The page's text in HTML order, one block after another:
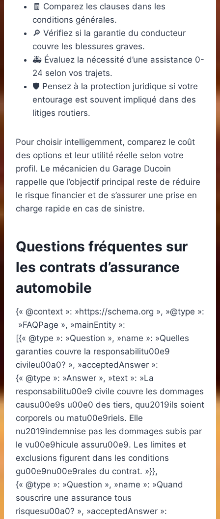
🧾 Comparez les clauses dans les
conditions générales.
🔎 Vérifiez si la garantie du conducteur
couvre les blessures graves.
🚑 Évaluez la nécessité d’une assistance 0-
24 selon vos trajets.
🛡️ Pensez à la protection juridique si votre
entourage est souvent impliqué dans des
litiges routiers.
Pour choisir intelligemment, comparez le coût
des options et leur utilité réelle selon votre
profil. Le mécanicien du Garage Ducoin
rappelle que l’objectif principal reste de réduire
le risque financier et de s’assurer une prise en
charge rapide en cas de sinistre.
Questions fréquentes sur
les contrats d’assurance
automobile
{« @context »: »https://schema.org », »@type »:
»FAQPage », »mainEntity »:
[{« @type »: »Question », »name »: »Quelles
garanties couvre la responsabilitu00e9
civileu00a0? », »acceptedAnswer »:
{« @type »: »Answer », »text »: »La
responsabilitu00e9 civile couvre les dommages
causu00e9s u00e0 des tiers, quu2019ils soient
corporels ou matu00e9riels. Elle
nu2019indemnise pas les dommages subis par
le vu00e9hicule assuru00e9. Les limites et
exclusions figurent dans les conditions
gu00e9nu00e9rales du contrat. »}},
{« @type »: »Question », »name »: »Quand
souscrire une assurance tous
risquesu00a0? », »acceptedAnswer »: